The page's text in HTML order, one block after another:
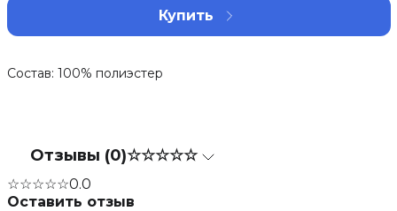
Купить
Состав: 100% полиэстер
Отзывы (0)☆☆☆☆☆
☆☆☆☆☆0.0
Оставить отзыв